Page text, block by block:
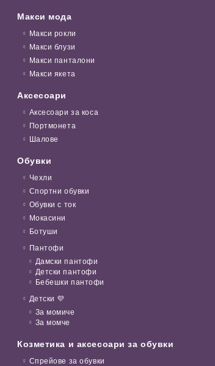
Макси мода
Макси рокли
Макси блузи
Макси панталони
Макси якета
Аксесоари
Аксесоари за коса
Портмонета
Шалове
Обувки
Чехли
Спортни обувки
Обувки с ток
Мокасини
Ботуши
Пантофи
Дамски пантофи
Детски пантофи
Бебешки пантофи
Детски 💜
За момиче
За момче
Козметика и аксесоари за обувки
Спрейове за обувки